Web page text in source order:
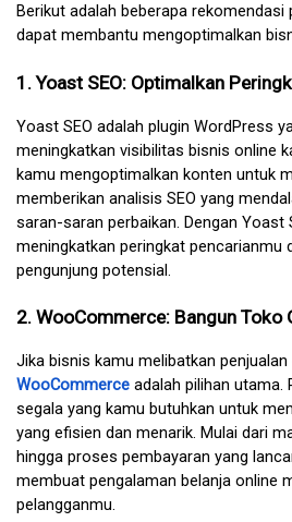
Berikut adalah beberapa rekomendasi
dapat membantu mengoptimalkan
1. Yoast SEO: Optimalkan
Yoast SEO adalah plugin WordPress
meningkatkan visibilitas bisnis online
kamu mengoptimalkan konten untuk
memberikan analisis SEO yang
saran-saran perbaikan. Dengan Yoast
meningkatkan peringkat pencarianmu
pengunjung potensial.
2. WooCommerce: Bangun Toko
Jika bisnis kamu melibatkan penjualan
WooCommerce adalah pilihan utama.
segala yang kamu butuhkan untuk
yang efisien dan menarik. Mulai dari
hingga proses pembayaran yang
membuat pengalaman belanja online
pelangganmu.